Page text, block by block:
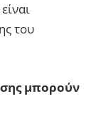
του
μπορούν